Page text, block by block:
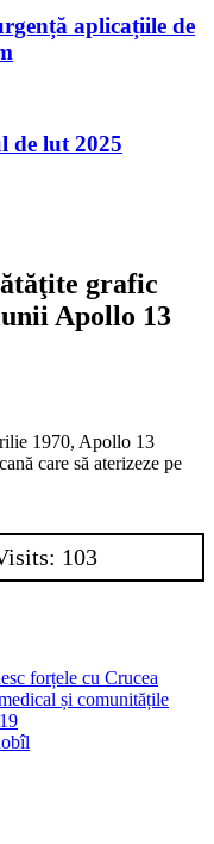
aplicațiile de
de lut 2025
grafic
Apollo 13
1970, Apollo 13
care să aterizeze pe
103
forțele cu Crucea
și comunitățile